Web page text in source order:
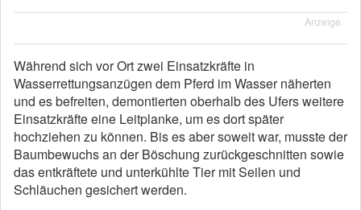
Anzeige
Während sich vor Ort zwei Einsatzkräfte in
Wasserrettungsanzügen dem Pferd im Wasser näherten
und es befreiten, demontierten oberhalb des Ufers weitere
Einsatzkräfte eine Leitplanke, um es dort später
hochziehen zu können. Bis es aber soweit war, musste der
Baumbewuchs an der Böschung zurückgeschnitten sowie
das entkräftete und unterkühlte Tier mit Seilen und
Schläuchen gesichert werden.